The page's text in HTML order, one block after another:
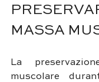
MASSA
La
muscolare